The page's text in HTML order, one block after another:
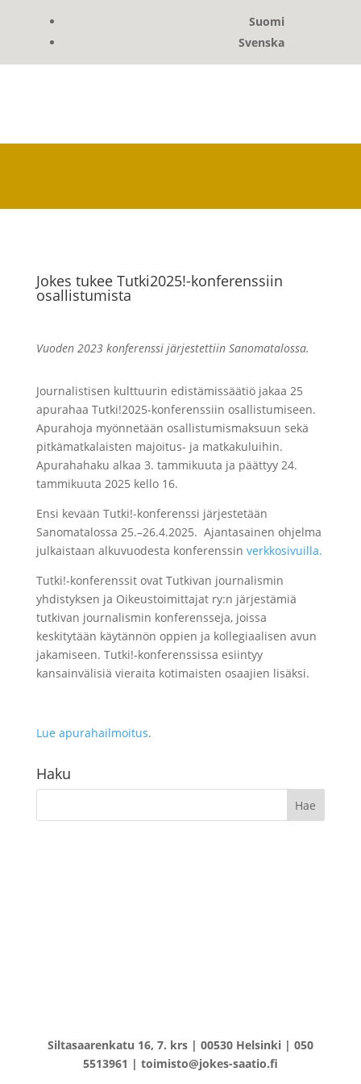
Suomi
Svenska
Jokes tukee Tutki2025!-konferenssiin
osallistumista
Vuoden 2023 konferenssi järjestettiin Sanomatalossa.
Journalistisen kulttuurin edistämissäätiö jakaa 25
apurahaa Tutki!2025-konferenssiin osallistumiseen.
Apurahoja myönnetään osallistumismaksuun sekä
pitkämatkalaisten majoitus- ja matkakuluihin.
Apurahahaku alkaa 3. tammikuuta ja päättyy 24.
tammikuuta 2025 kello 16.
Ensi kevään Tutki!-konferenssi järjestetään
Sanomatalossa 25.–26.4.2025. Ajantasainen ohjelma
julkaistaan alkuvuodesta konferenssin verkkosivuilla.
Tutki!-konferenssit ovat Tutkivan journalismin
yhdistyksen ja Oikeustoimittajat ry:n järjestämiä
tutkivan journalismin konferensseja, joissa
keskitytään käytännön oppien ja kollegiaalisen avun
jakamiseen. Tutki!-konferenssissa esiintyy
kansainvälisiä vieraita kotimaisten osaajien lisäksi.
Lue apurahailmoitus.
Haku
Siltasaarenkatu 16, 7. krs | 00530 Helsinki | 050
5513961 | toimisto@jokes-saatio.fi